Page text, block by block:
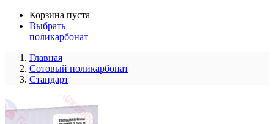
Корзина пуста
Выбрать
поликарбонат
Главная
Сотовый поликарбонат
Стандарт